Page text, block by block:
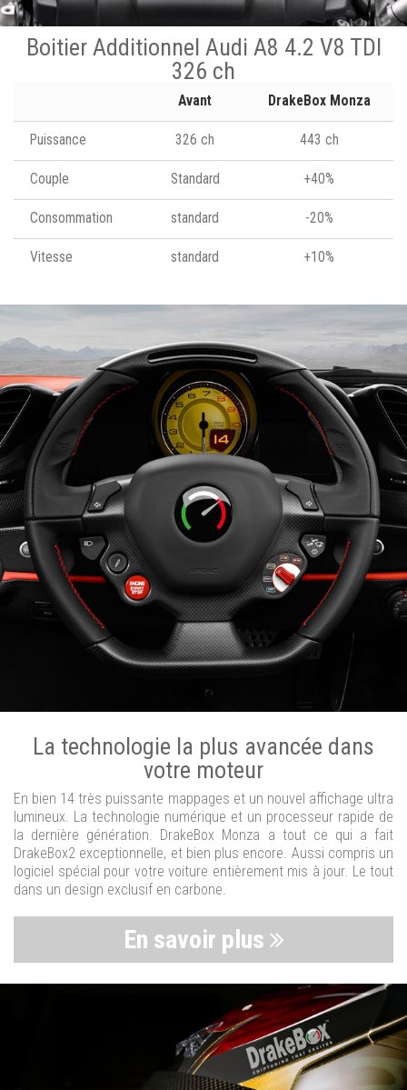
Boitier Additionnel Audi A8 4.2 V8 TDI
326 ch
Avant DrakeBox Monza
Puissance 326 ch 443 ch
Couple Standard +40%
Consommation standard -20%
Vitesse standard +10%
La technologie la plus avancée dans
votre moteur
En bien 14 très puissante mappages et un nouvel affichage ultra
lumineux. La technologie numérique et un processeur rapide de
la dernière génération. DrakeBox Monza a tout ce qui a fait
DrakeBox2 exceptionnelle, et bien plus encore. Aussi compris un
logiciel spécial pour votre voiture entièrement mis à jour. Le tout
dans un design exclusif en carbone.
En savoir plus